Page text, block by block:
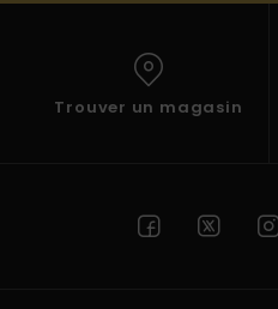
Trouver un magasin